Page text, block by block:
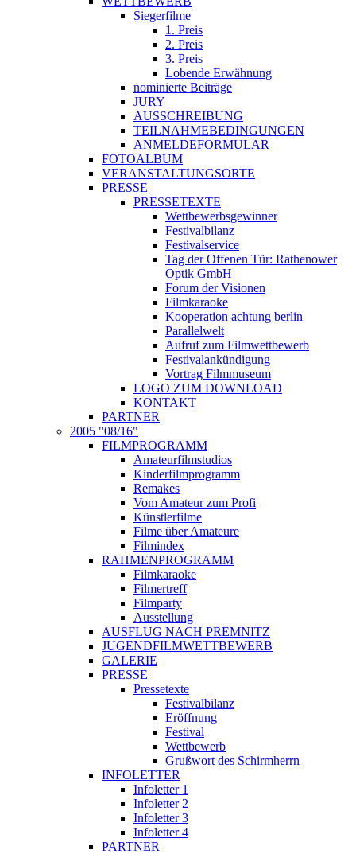
Siegerfilme
1. Preis
2. Preis
3. Preis
Lobende Erwähnung
nominierte Beiträge
JURY
AUSSCHREIBUNG
TEILNAHMEBEDINGUNGEN
ANMELDEFORMULAR
FOTOALBUM
VERANSTALTUNGSORTE
PRESSE
PRESSETEXTE
Wettbewerbsgewinner
Festivalbilanz
Festivalservice
Tag der Offenen Tür: Rathenower
Optik GmbH
Forum der Visionen
Filmkaraoke
Kooperation achtung berlin
Parallelwelt
Aufruf zum Filmwettbewerb
Festivalankündigung
Vortrag Filmmuseum
LOGO ZUM DOWNLOAD
KONTAKT
PARTNER
2005 "08/16"
FILMPROGRAMM
Amateurfilmstudios
Kinderfilmprogramm
Remakes
Vom Amateur zum Profi
Künstlerfilme
Filme über Amateure
Filmindex
RAHMENPROGRAMM
Filmkaraoke
Filmertreff
Filmparty
Ausstellung
AUSFLUG NACH PREMNITZ
JUGENDFILMWETTBEWERB
GALERIE
PRESSE
Pressetexte
Festivalbilanz
Eröffnung
Festival
Wettbewerb
Grußwort des Schirmherrn
INFOLETTER
Infoletter 1
Infoletter 2
Infoletter 3
Infoletter 4
PARTNER